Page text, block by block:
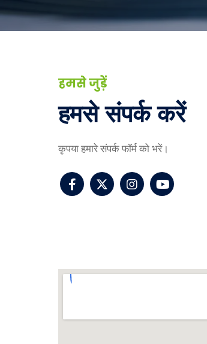
हमसे जुड़ें
हमसे संपर्क करें
कृपया हमारे संपर्क फॉर्म को भरें।